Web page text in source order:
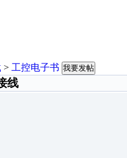
> 工控电子书 我要发帖
线